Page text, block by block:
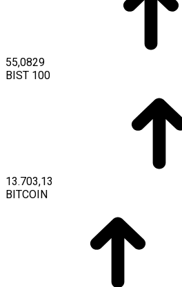
55,0829
BIST 100
13.703,13
BITCOIN